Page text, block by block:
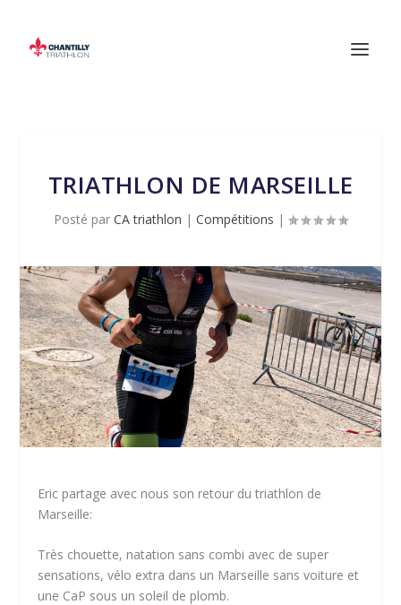
TRIATHLON DE MARSEILLE
Posté par CA triathlon | Compétitions |
Eric partage avec nous son retour du triathlon de
Marseille:
Très chouette, natation sans combi avec de super
sensations, vélo extra dans un Marseille sans voiture et
une CaP sous un soleil de plomb.